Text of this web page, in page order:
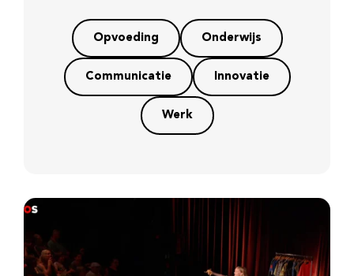
Opvoeding Onderwijs
Communicatie Innovatie
Werk